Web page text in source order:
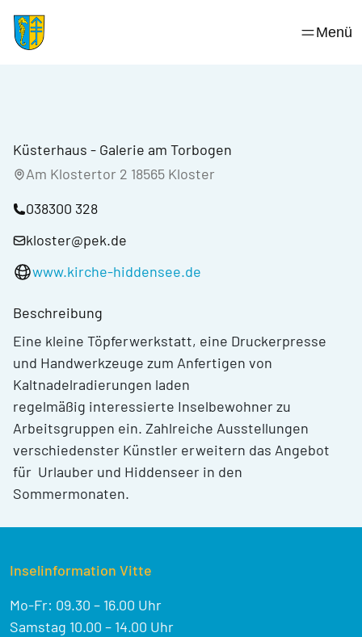
content
Menü
Küsterhaus - Galerie am Torbogen
Am Klostertor 2 18565 Kloster
038300 328
kloster@pek.de
www.kirche-hiddensee.de
Beschreibung
Eine kleine Töpferwerkstatt, eine Druckerpresse
und Handwerkzeuge zum Anfertigen von
Kaltnadelradierungen laden
regelmäßig interessierte Inselbewohner zu
Arbeitsgruppen ein. Zahlreiche Ausstellungen
verschiedenster Künstler erweitern das Angebot
für Urlauber und Hiddenseer in den
Sommermonaten.
Inselinformation Vitte
Mo-Fr: 09.30 – 16.00 Uhr
Samstag 10.00 – 14.00 Uhr